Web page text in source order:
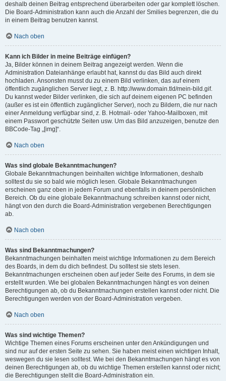
deshalb deinen Beitrag entsprechend überarbeiten oder gar komplett löschen.
Die Board-Administration kann auch die Anzahl der Smilies begrenzen, die du
in einem Beitrag benutzen kannst.
Nach oben
Kann ich Bilder in meine Beiträge einfügen?
Ja, Bilder können in deinem Beitrag angezeigt werden. Wenn die
Administration Dateianhänge erlaubt hat, kannst du das Bild auch direkt
hochladen. Ansonsten musst du zu einem Bild verlinken, das auf einem
öffentlich zugänglichen Server liegt, z. B. http://www.domain.tld/mein-bild.gif.
Du kannst weder Bilder verlinken, die sich auf deinem eigenen PC befinden
(außer es ist ein öffentlich zugänglicher Server), noch zu Bildern, die nur nach
einer Anmeldung verfügbar sind, z. B. Hotmail- oder Yahoo-Mailboxen, mit
einem Passwort geschützte Seiten usw. Um das Bild anzuzeigen, benutze den
BBCode-Tag „[img]“.
Nach oben
Was sind globale Bekanntmachungen?
Globale Bekanntmachungen beinhalten wichtige Informationen, deshalb
solltest du sie so bald wie möglich lesen. Globale Bekanntmachungen
erscheinen ganz oben in jedem Forum und ebenfalls in deinem persönlichen
Bereich. Ob du eine globale Bekanntmachung schreiben kannst oder nicht,
hängt von den durch die Board-Administration vergebenen Berechtigungen
ab.
Nach oben
Was sind Bekanntmachungen?
Bekanntmachungen beinhalten meist wichtige Informationen zu dem Bereich
des Boards, in dem du dich befindest. Du solltest sie stets lesen.
Bekanntmachungen erscheinen oben auf jeder Seite des Forums, in dem sie
erstellt wurden. Wie bei globalen Bekanntmachungen hängt es von deinen
Berechtigungen ab, ob du Bekanntmachungen erstellen kannst oder nicht. Die
Berechtigungen werden von der Board-Administration vergeben.
Nach oben
Was sind wichtige Themen?
Wichtige Themen eines Forums erscheinen unter den Ankündigungen und
sind nur auf der ersten Seite zu sehen. Sie haben meist einen wichtigen Inhalt,
weswegen du sie lesen solltest. Wie bei den Bekanntmachungen hängt es von
deinen Berechtigungen ab, ob du wichtige Themen erstellen kannst oder nicht;
die Berechtigungen stellt die Board-Administration ein.